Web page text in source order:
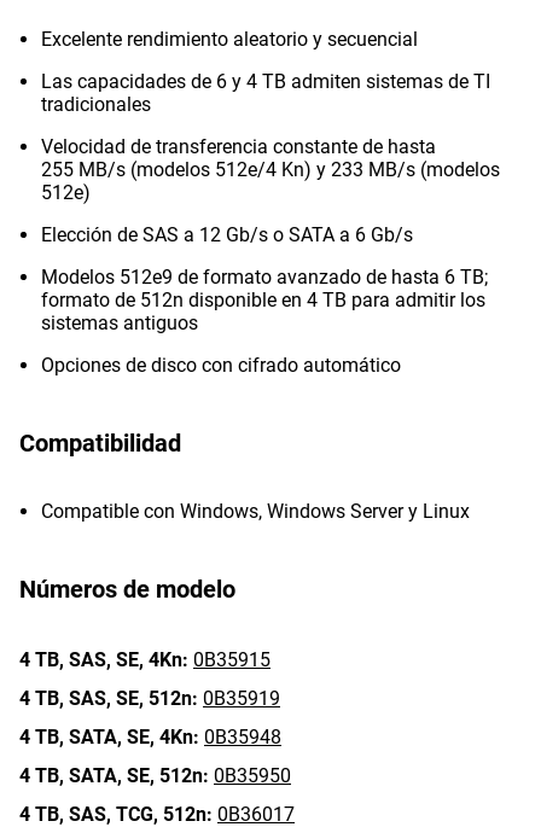
Excelente rendimiento aleatorio y secuencial
Las capacidades de 6 y 4 TB admiten sistemas de TI
tradicionales
Velocidad de transferencia constante de hasta
255 MB/s (modelos 512e/4 Kn) y 233 MB/s (modelos
512e)
Elección de SAS a 12 Gb/s o SATA a 6 Gb/s
Modelos 512e9 de formato avanzado de hasta 6 TB;
formato de 512n disponible en 4 TB para admitir los
sistemas antiguos
Opciones de disco con cifrado automático
Compatibilidad
Compatible con Windows, Windows Server y Linux
Números de modelo
4 TB, SAS, SE, 4Kn: 0B35915
4 TB, SAS, SE, 512n: 0B35919
4 TB, SATA, SE, 4Kn: 0B35948
4 TB, SATA, SE, 512n: 0B35950
4 TB, SAS, TCG, 512n: 0B36017